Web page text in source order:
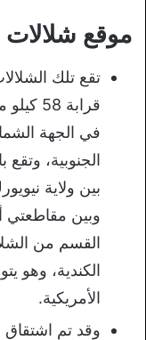
موقع شلالات
تقع تلك
قرابة
في الجهة
الجنوبية،
بين ولاية
وبين مقاطعتي
الأمريكية.
وقد تم اشتقاق